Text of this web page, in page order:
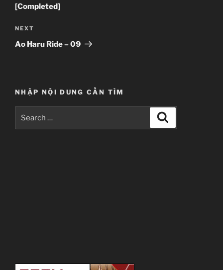
[Completed]
Next
Post
NEXT
Ao Haru Ride – 09
NHẬP NỘI DUNG CẦN TÌM
for: